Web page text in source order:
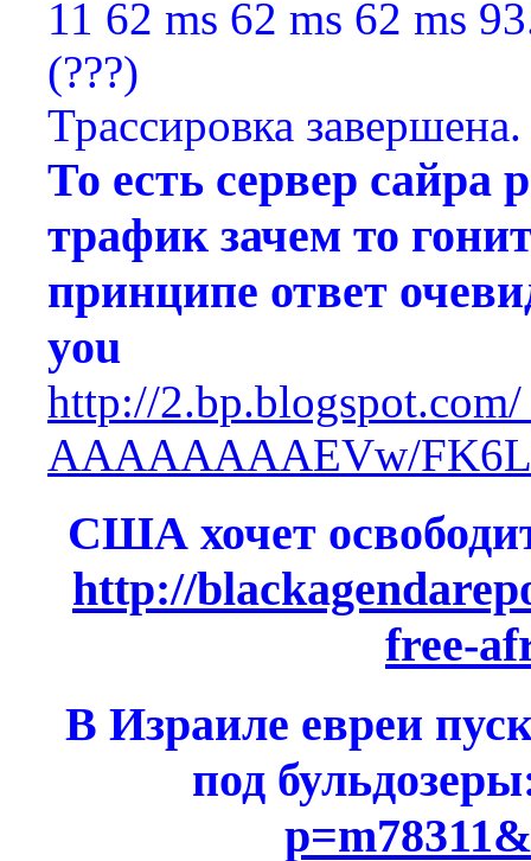
11 62 ms 62 ms 62 ms
(???)
Трассировка завершена.
То есть сервер сайра
трафик зачем то
принципе ответ
you
http://
AAAAAAAAEVw/
США хочет
http://
free-
В Израиле евреи
под